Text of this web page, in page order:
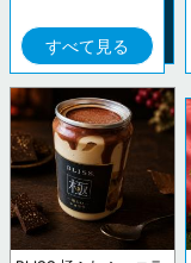
すべて見る